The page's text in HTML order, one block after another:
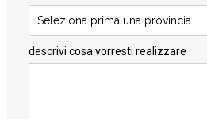
Seleziona prima una provincia
descrivi cosa vorresti realizzare